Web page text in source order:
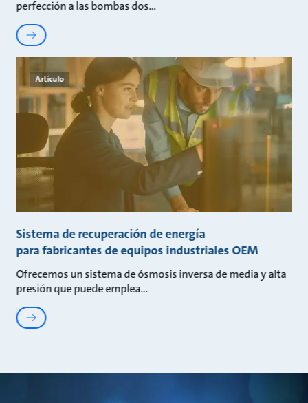
perfección a las bombas dos
Artículo
Sistema de recuperación de energía
para fabricantes de equipos industriales OEM
Ofrecemos un sistema de ósmosis inversa de media y alta
presión que puede emplea